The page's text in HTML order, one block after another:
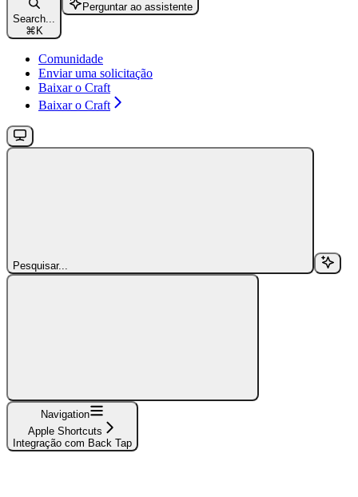
Search...
⌘ K
Perguntar ao assistente
Comunidade
Enviar uma solicitação
Baixar o Craft
Baixar o Craft
Pesquisar...
Navigation
Apple Shortcuts
Integração com Back Tap